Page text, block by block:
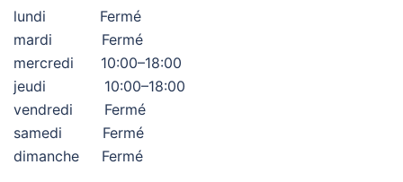
lundi Fermé
mardi Fermé
mercredi 10:00–18:00
jeudi 10:00–18:00
vendredi Fermé
samedi Fermé
dimanche Fermé